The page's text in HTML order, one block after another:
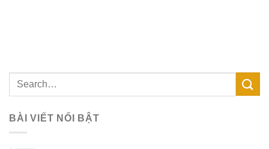
BÀI VIẾT NỔI BẬT